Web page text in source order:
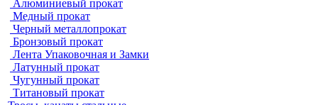
Алюминиевый прокат
Медный прокат
Черный металлопрокат
Бронзовый прокат
Лента Упаковочная и Замки
Латунный прокат
Чугунный прокат
Титановый прокат